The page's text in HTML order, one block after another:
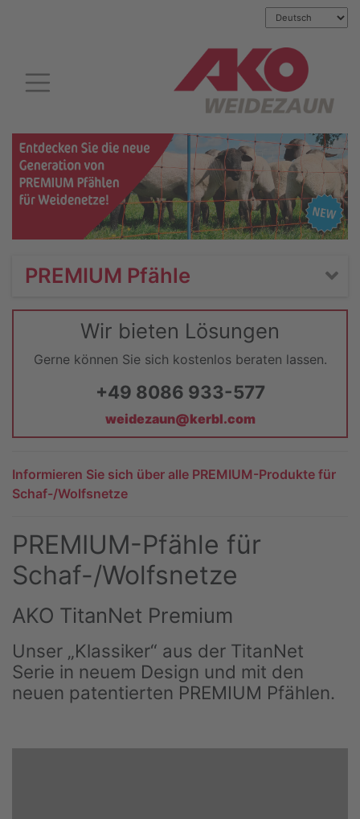
PREMIUM Pfähle
Wir bieten Lösungen
Gerne können Sie sich kostenlos beraten lassen.
+49 8086 933-577
weidezaun@kerbl.com
Informieren Sie sich über alle PREMIUM-Produkte für
Schaf-/Wolfsnetze
PREMIUM-Pfähle für
Schaf-/Wolfsnetze
AKO TitanNet Premium
Unser „Klassiker“ aus der TitanNet
Serie in neuem Design und mit den
neuen patentierten PREMIUM Pfählen.